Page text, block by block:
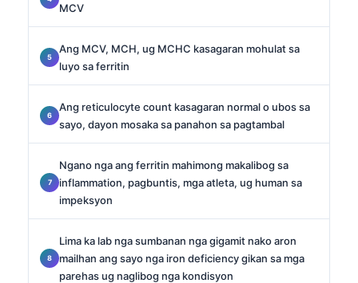
MCV
Ang MCV, MCH, ug MCHC kasagaran mohulat sa
luyo sa ferritin
Ang reticulocyte count kasagaran normal o ubos sa
sayo, dayon mosaka sa panahon sa pagtambal
Ngano nga ang ferritin mahimong makalibog sa
inflammation, pagbuntis, mga atleta, ug human sa
impeksyon
Lima ka lab nga sumbanan nga gigamit nako aron
mailhan ang sayo nga iron deficiency gikan sa mga
parehas ug naglibog nga kondisyon